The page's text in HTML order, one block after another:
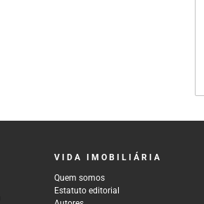
VIDA IMOBILIÁRIA
Quem somos
Estatuto editorial